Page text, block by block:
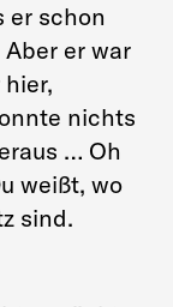
er schon
er war
nichts
… Oh
weißt, wo
sind.